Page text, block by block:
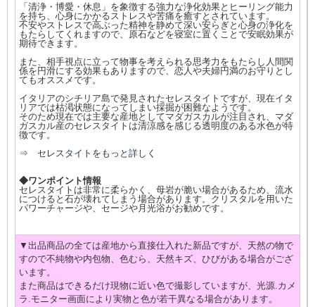
「清浄・博愛・休息」を象徴する強力な浄化効果とヒーリング能力
を持ち、心身にかかるストレスや苦痛を癒すとされています。
不安やストレスで高ぶった精神を静めて深い安らぎと心身の浄化を
もたらしてくれますので、原石などを寝室に置くことで安眠効果が
期待できます。
また、相手視点に立って物事を考えられる思考力をもたらし人間関
係を円滑にする効果もありますので、恋人や夫婦円満のお守りとし
てもオススメです。
イタリアのシチリア島で発見されたセレスタイトですが、現在イタ
リアでは枯渇状態になってしまい採掘が困難なようです。
そのため現在では主要な産地としてマダガスカルが注目され、マダ
ガスカル産のセレスタイトは清涼感を感じる透明度のある水色が特
徴です。
⇒ セレスタイトをもっと詳しく
◆ワンポイント情報
セレスタイトは非常に柔らかく、母岩が脆い場合があるため、流水
につけると石が壊れてしまう場合があります。クリスタルを用いた
パワーチャージや、セージや月光浴がお勧めです。
▼出品商品の全ては産地から直接仕入れた新品ですが、天然の物で
すので不純物や内包物、色むら、天然キズ、ひびがある場合がござ
います。
また商品はできるだけ現物に近い色で撮影していますが、光源.カメ
ラ.モニター画面により実物と色が若干異なる場合があります。